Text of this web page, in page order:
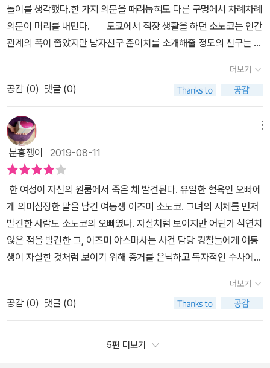
었던 야스마사는 금요일 나누었던 통화로 인해 동생이 자살이 아닌
타살이라고 생각하고 방을 둘러보며 증거가 될만한 것들을 모은 후
경찰에 신고하여 자살인 것처럼 이야기한다. 하지만 그런 야스마사의
죽인 범인을 자신이 잡고 싶어 경찰과 단독으로 사건을 파헤치는 야
스마사와 그런 야스마사를 간파하고 있는 가가 형사의 이야기가 흥미
로웠던 <둘 중 누군가 그녀를 죽였다> ​야스마사가 지목한대로 범인
은 소노코의 연인이었던 준이치일까 아니면 친구인 가요코일까? 범
인의 행방이 궁금해서 역시 책을 덮지 못하는 가가형사 시리즈, 30년
의 가가형사 시리즈가 이번 10번째 작품으로 막을 내린다고하니 가
가형사 4번째 이야기인 이 소설도 남다르게 다가와졌던 것 같다.​
가가형사와의 고도의 두뇌싸움은 미스터리의 찐재미를 선사한다.지
방에서 도쿄로 올라온지 10년. 회사원인 소노코는 낯선 타지 생활에
서 어느 누구에게도 쉽게 마음을 열지 못하고 외로운 생활을 한다. 그
러던 중 거리에서 고양이 그림을 판매하는 청년 화가 준이치를 만나
급속히 사랑에 빠지고 결혼까지 꿈꾸게 된다. 그러던 어느날 소노코
그렇게 시작되었다. 준이치와 가요코가 눈이 맞아버린 것. 소노코가
둘의 사이를 알아챘을 때는 이미 늦어버린 상황. 허망함과 절망감에
소노코는 금요일 저녁 친오빠 야스마사에게 전화를 걸어 죽고 싶다는
의미심장한 말을 남긴다. 그리고 주말이 지난 월요일, 전화를 받지 않
는 소노코를 걱정한 야스마사는 소노코의 집을 찾고, 그곳에서 싸늘
하게 식어버린 동생의 주검과 마주한다.....초반 사건의 도입부는 그야
말로 '김건모'의 [잘못된 만남] 같은 진부한 시작이다. 야스마사는 동
생의 집에서 발견한 몇가지 정황들로 자살이 아닌 살인사건임을 직감
한다. 교통경찰인 야스마사는 동생을 죽인 진범을 자신이 밝혀내기로
경찰은 자살이라는 것에 의구심을 갖지 않지만 오로지 한 명의 형사
가 사건에 의문을 품는다. 바로 가가 형사였던 것이다. 이제 오빠 야스
마사는 독자적으로 범인을 추적하면서 자살에 의심을 품은 가가 형사
명. 동생의 전남친 준이치와 절친 가요코이다. 용의자는 단 둘 뿐이지
놀이를 생각했다.한 가지 의문을 때려눕혀도 다른 구멍에서 차례차례
의문이 머리를 내민다. 도쿄에서 직장 생활을 하던 소노코는 인간
관계의 폭이 좁았지만 남자친구 준이치를 소개해줄 정도의 친구는 있
작일 줄이야...여친의 친구를 사랑했네! 어느 날 소노코는 오빠 야스마
사에게 전화를 걸어 믿었던 상대에게 배신을 당했다며 그다음 날 고
향으로 내려가겠다고 말한다. 하지만 그녀는 오빠에게 가지 않았다,
아니 갈 수 없었다.나이 차가 제법 나는 동생에게 심상치 않은 일이 생
겼다고 느낀 야스마사는 그녀의 집을 찾았다가 싸늘하게 식은 동생을
발견한다. 사건 현장을 보고 그녀가 살해당했음을 직감한 그는 경찰
의 신분을 십분 활용해 직접 복수할 것을 맹세한다.그는 증거를 은폐
하고, 현장을 조작하고, 증거를 수집해 독자적으로 움직여 용의자를
둘로 좁힌다. 하나는 여동생의 가장 가까운 친구, 또 하나는 옛 연인.
둘 중 누군가 그녀를 죽였다.여기서 가가가 멍하니 있으면 되겠나, 그
역시 독자적으로 움직인다.독자적으로 움직인 두 사람의 사건 조사,
과연 어떤 결론에 다다를까. 파괴에는 반드시 메시지가 있어요.그건
어떤 사건에서도 공통적으로 말할 수 있는 진리예요. 풋풋했던 소노
코와 준이치의 연애담은 초반에 진작 사라졌다.부모님도 안 계신 세
로써가 아닌 개인적으로 복수하려는 그 막기 위해 움직인다. 반전에
더보기
공감 (0) 댓글 (0)
분홍쟁이 2019-08-11
한 여성이 자신의 원룸에서 죽은 채 발견된다. 유일한 혈육인 오빠에
게 의미심장한 말을 남긴 여동생 이즈미 소노코. 그녀의 시체를 먼저
발견한 사람도 소노코의 오빠였다. 자살처럼 보이지만 어딘가 석연치
않은 점을 발견한 그, 이즈미 야스마사는 사건 담당 경찰들에게 여동
생이 자살한 것처럼 보이기 위해 증거를 은닉하고 독자적인 수사에
코의 절친이었던 유바 가요코. 둘 중 누군가 여동생을 죽인 건 확실한
데 확증을 잡을 수 없다. 그런 야스마사를 바짝 뒤쫓는 형사 가가 교이
치로. 야스마사의 복수를 저지하기 위한 가가 형사의 필사적인 노력
은 과연 효과가 있을 것인가. 준이치와 가요코 중 누가 소노코를 죽인
더보기
공감 (0) 댓글 (0)
5편 더보기